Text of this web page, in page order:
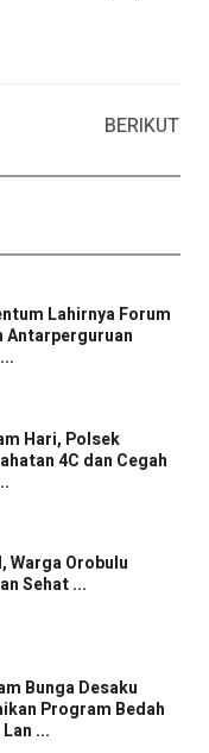
BERIKUT
Lahirnya Forum
Antarperguruan
Hari, Polsek
4C dan Cegah
Warga Orobulu
Sehat ...
Bunga Desaku
Program Bedah
...